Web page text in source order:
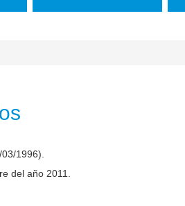
1996).
del año 2011.